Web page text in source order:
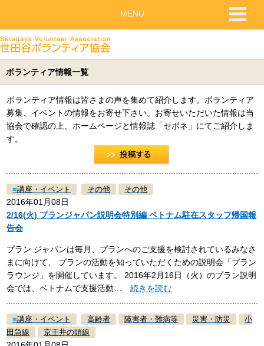
ボランティア情報一覧
ボランティア情報は皆さまの声を集めて紹介します。ボランティア
募集、イベントの情報をお寄せ下さい。お寄せいただいた情報は当
協会で確認の上、ホームページと情報誌「セボネ」にてご紹介しま
す。
■講座・イベント その他 その他
2016年01月08日
2/16(火) プランジャパン説明会特別編 ベトナム駐在スタッフ帰国報
告会
プラン ジャパンは毎月、プランへのご支援を検討されているみなさ
まに向けて、 プランの活動を知っていただくための説明会「プラン
ラウンジ」を開催しています。 2016年2月16日（火）のプラン説明
会では、ベトナムで支援活動…続きを読む
■講座・イベント 高齢者 障害者・難病等 災害・防災
小
田急線
京王井の頭線
MENU